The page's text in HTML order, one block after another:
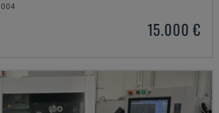
15.000 €